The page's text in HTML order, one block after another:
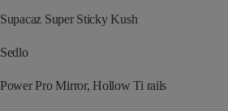
Supacaz Super Sticky Kush
Sedlo
Power Pro Mirror, Hollow Ti rails